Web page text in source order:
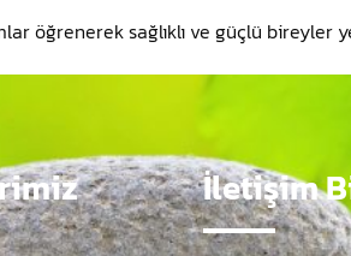
öğrenerek sağlıklı ve güçlü bireyler
İletişim